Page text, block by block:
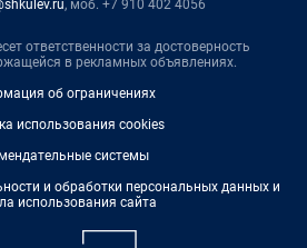
, моб. +7 910 402 4056
ответственности за достоверность
в рекламных объявлениях.
об ограничениях
использования cookies
системы
и обработки персональных данных и
использования сайта